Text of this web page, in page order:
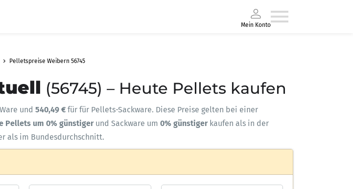
Mein Konto
Pelletspreise Weibern 56745
(56745) – Heute Pellets kaufen
und 540,49 € für für Pellets-Sackware. Diese Preise gelten bei einer
Pellets um 0% günstiger und Sackware um 0% günstigerkaufen als in der
als im Bundesdurchschnitt.